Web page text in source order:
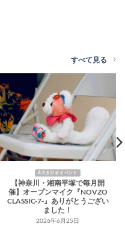
すべて見る
Aスタジオ イベント
【神奈川・湘南平塚で毎月開
催】オープンマイク『NOVZO
CLASSIC-7-』ありがとうござい
ました！
2026年6月25日